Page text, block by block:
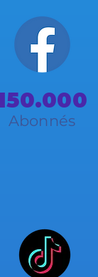
Abonnés